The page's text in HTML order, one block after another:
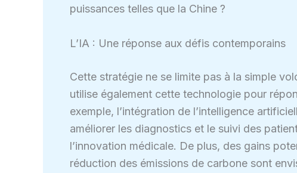
puissances telles que la Chine ?
L’IA : Une réponse aux défis contemporains
Cette stratégie ne se limite pas à la simple
utilise également cette technologie pour
exemple, l’intégration de l’intelligence
améliorer les diagnostics et le suivi des
l’innovation médicale. De plus, des gains
réduction des émissions de carbone sont